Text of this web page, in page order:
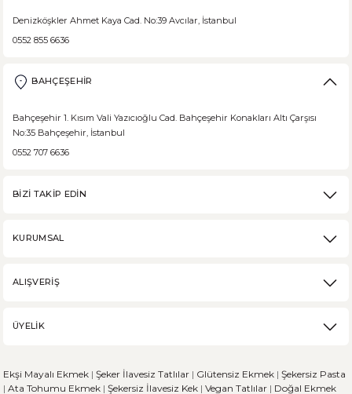
Denizköşkler Ahmet Kaya Cad. No:39 Avcılar, İstanbul
0552 855 6636
BAHÇEŞEHİR
Bahçeşehir 1. Kısım Vali Yazıcıoğlu Cad. Bahçeşehir Konakları Altı Çarşısı
No:35 Bahçeşehir, İstanbul
0552 707 6636
BİZİ TAKİP EDİN
KURUMSAL
ALIŞVERİŞ
ÜYELİK
Ekşi Mayalı Ekmek | Şeker İlavesiz Tatlılar | Glütensiz Ekmek | Şekersiz Pasta
| Ata Tohumu Ekmek | Şekersiz İlavesiz Kek | Vegan Tatlılar | Doğal Ekmek